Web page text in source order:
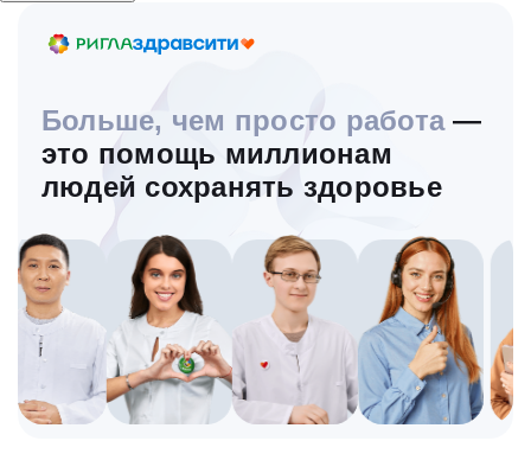
Больше, чем просто работа—
это помощь миллионам
людей сохранять здоровье